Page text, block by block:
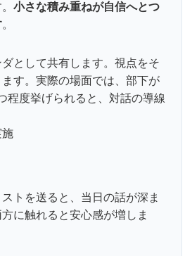
小さな積み重ねが自信へとつ
。
として共有します。視点をそ
す。実際の場面では、部下が
程度挙げられると、対話の導線
施
トを送ると、当日の話が深ま
に触れると安心感が増しま